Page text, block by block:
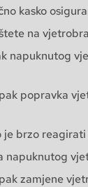
kasko
na
napuknutog
popravka
je brzo reagirati
napuknutog
zamjene